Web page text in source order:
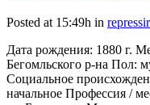
Posted at 15:49h in
Дата рождения: 1880 г.
Бегомльского р-на Пол:
Социальное
начальное Профессия /